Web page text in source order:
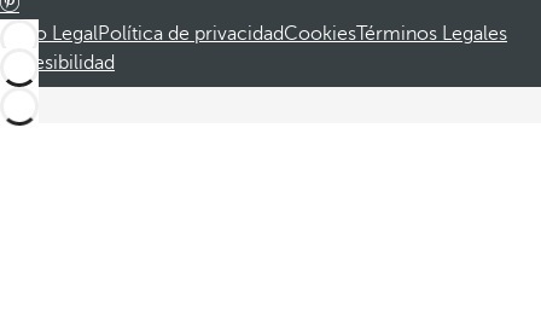
Aviso LegalPolítica de privacidadCookiesTérminos Legales
Accesibilidad